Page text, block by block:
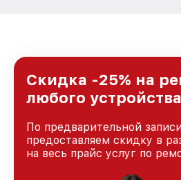
Скидка -25% на
любого
По предварительной
предоставляем скидку в
на весь прайс услуг по